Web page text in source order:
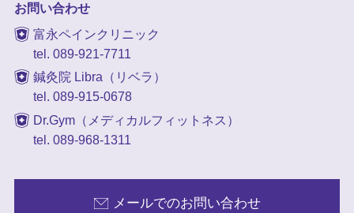
お問い合わせ
富永ペインクリニック
tel. 089-921-7711
鍼灸院 Libra（リベラ）
tel. 089-915-0678
Dr.Gym（メディカルフィットネス）
tel. 089-968-1311
メールでのお問い合わせ